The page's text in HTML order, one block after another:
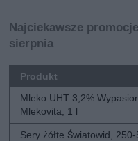
Najciekawsze
sierpnia
Produkt
Mleko UHT 3,2%
Mlekovita, 1 l
Sery żółte Światowid, 250-